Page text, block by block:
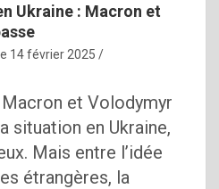
Ukraine : Macron et
14 février 2025
et Volodymyr
situation en Ukraine,
Mais entre l’idée
étrangères, la